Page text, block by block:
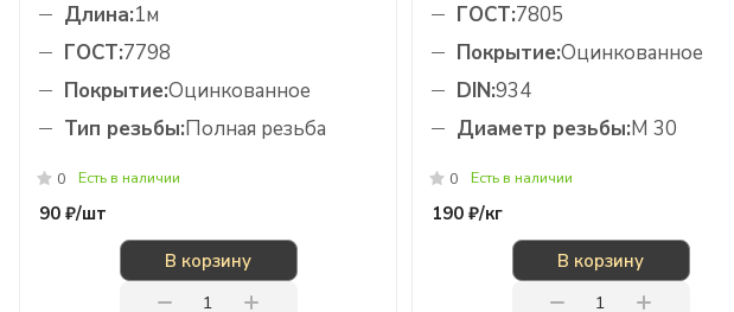
Длина:1м
ГОСТ:7798
Покрытие:Оцинкованное
Тип резьбы:Полная резьба
0 Есть в наличии
90 ₽/шт
В корзину
ГОСТ:7805
Покрытие:Оцинкованное
DIN:934
Диаметр резьбы:М 30
0 Есть в наличии
190 ₽/кг
В корзину